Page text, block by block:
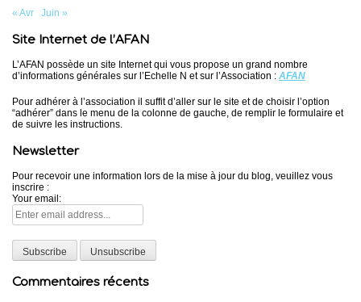
« Avr Juin »
Site Internet de l’AFAN
L’AFAN possède un site Internet qui vous propose un grand nombre
d’informations générales sur l’Echelle N et sur l’Association : AFAN
Pour adhérer à l’association il suffit d’aller sur le site et de choisir l’option
“adhérer” dans le menu de la colonne de gauche, de remplir le formulaire et
de suivre les instructions.
Newsletter
Pour recevoir une information lors de la mise à jour du blog, veuillez vous
inscrire :
Your email:
Commentaires récents